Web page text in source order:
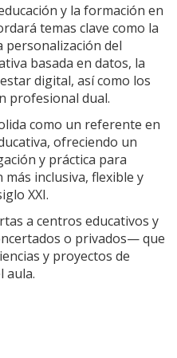
y la formación en
temas clave como la
personalización del
basada en datos, la
digital, así como los
profesional dual.
como un referente en
ofreciendo un
y práctica para
más inclusiva, flexible y
XXI.
a centros educativos y
o privados— que
y proyectos de
aula.